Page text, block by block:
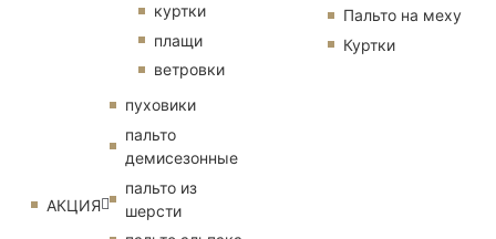
куртки
плащи
ветровки
АКЦИЯ
пуховики
пальто
демисезонные
пальто из
шерсти
Пальто на меху
Куртки